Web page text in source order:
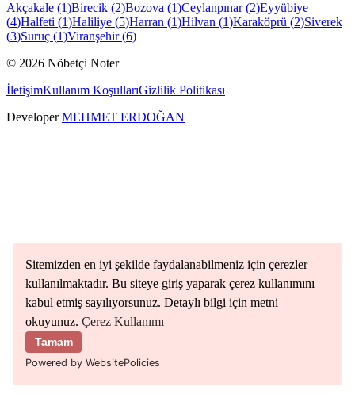
Sitemizden en iyi şekilde faydalanabilmeniz için çerezler
kullanılmaktadır. Bu siteye giriş yaparak çerez kullanımını
kabul etmiş sayılıyorsunuz. Detaylı bilgi için metni
okuyunuz. Çerez Kullanımı
Tamam
Powered by WebsitePolicies
Akçakale (1)Birecik (2)Bozova (1)Ceylanpınar(2)Eyyübiye
(4)Halfeti (1)Haliliye (5)Harran (1)Hilvan (1)Karaköprü (2)Siverek
(3)Suruç (1)Viranşehir(6)
© 2026 Nöbetçi Noter
İletişimKullanım KoşullarıGizlilik Politikası
DeveloperMEHMET ERDOĞAN